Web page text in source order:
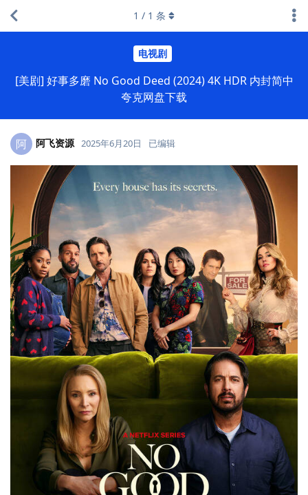
电视剧
[美剧] 好事多磨 No Good Deed (2024) 4K HDR 内封简中
夸克网盘下载
1 / 1 条
阿 阿飞资源 2025年6月20日 已编辑